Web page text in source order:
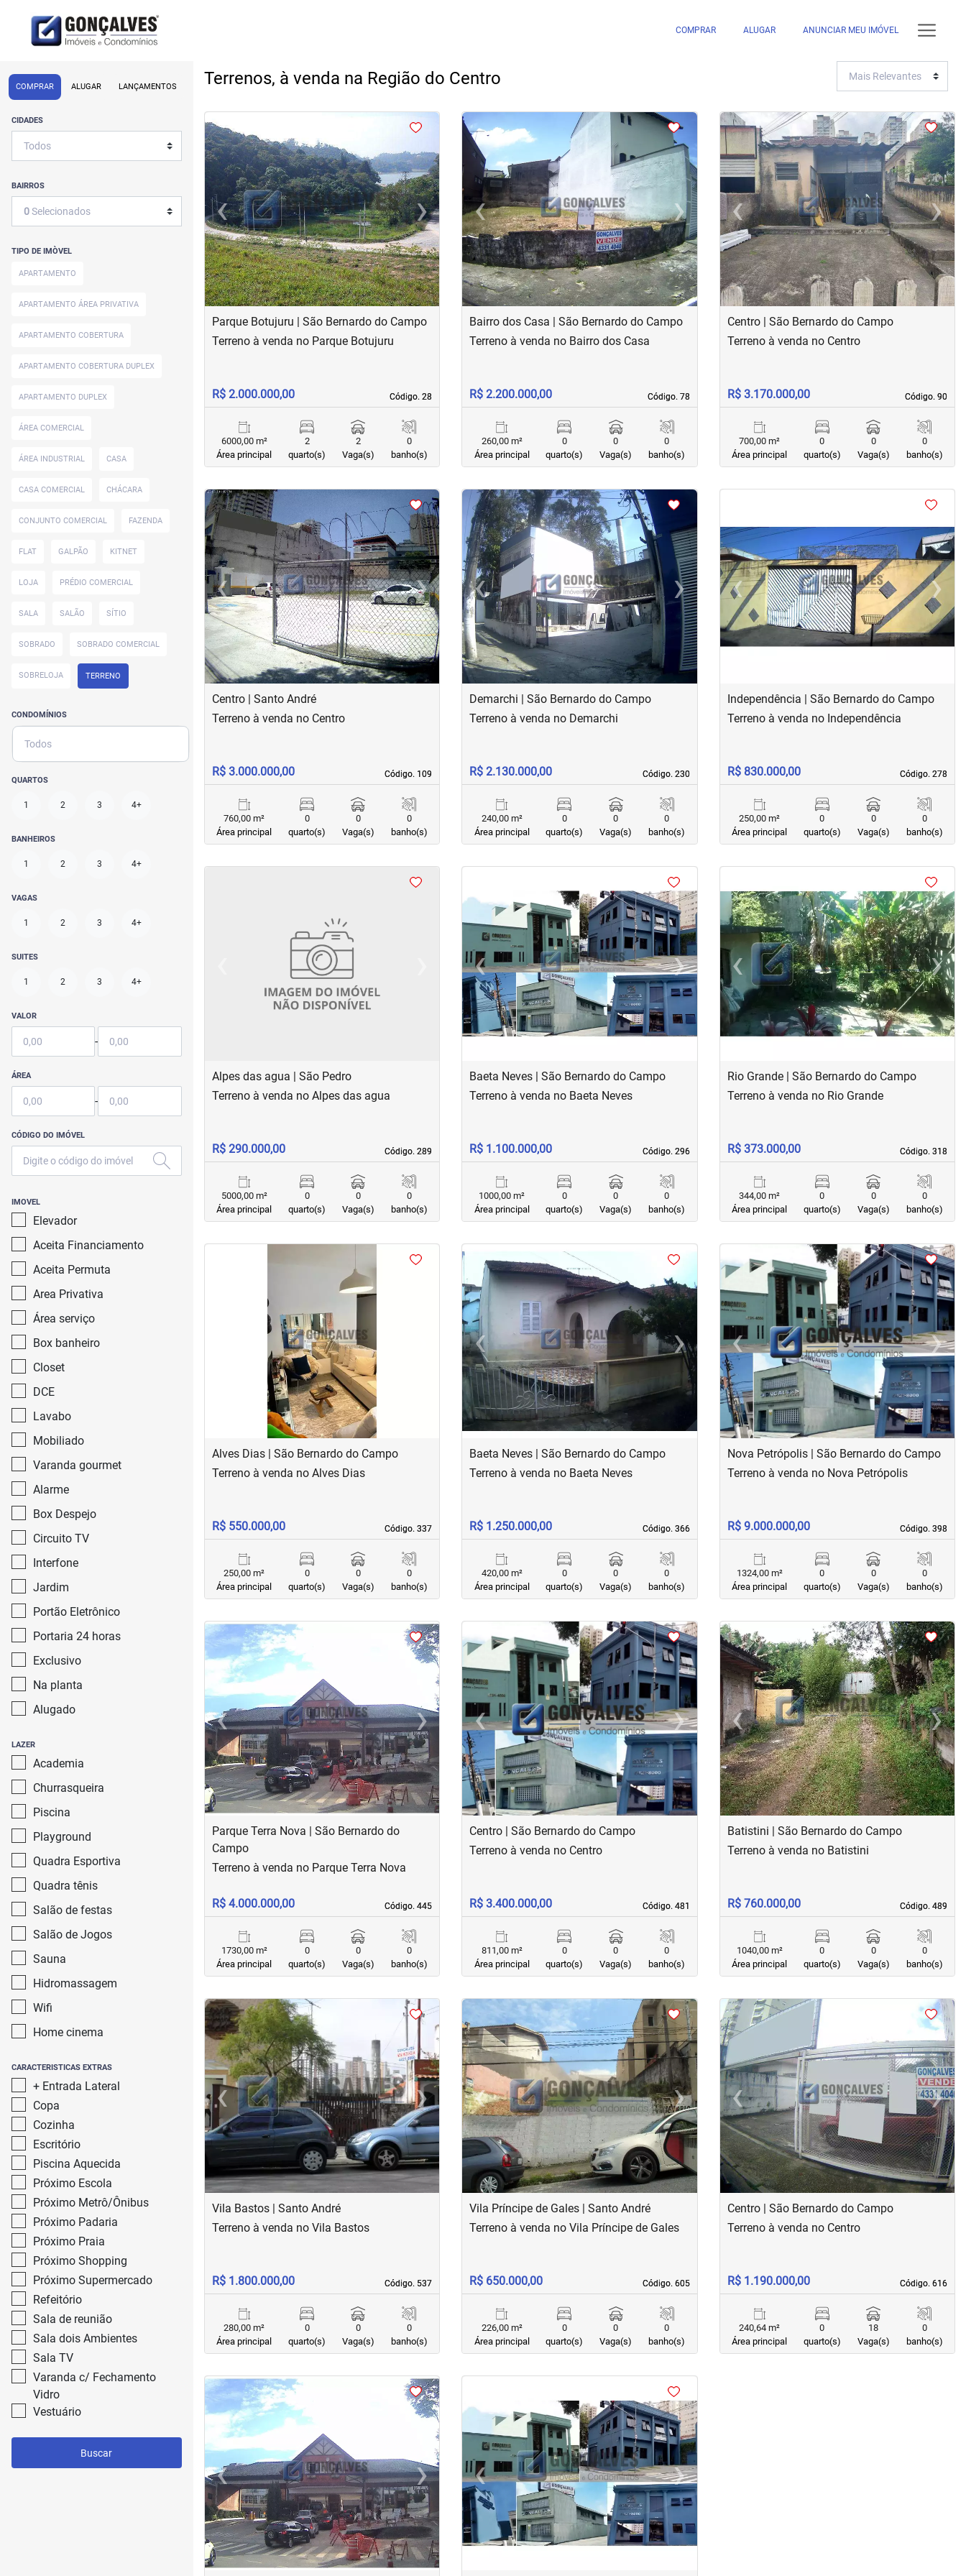
COMPRAR ALUGAR ANUNCIAR MEU IMÓVEL
COMPRAR ALUGAR LANÇAMENTOS
CIDADES
BAIRROS
0Selecionados
TIPO DE IMÒVEL
APARTAMENTO
APARTAMENTO ÁREA PRIVATIVA
APARTAMENTO COBERTURA
APARTAMENTO COBERTURA DUPLEX
APARTAMENTO DUPLEX
ÁREA COMERCIAL
ÁREA INDUSTRIAL CASA
CASA COMERCIAL CHÁCARA
CONJUNTO COMERCIAL FAZENDA
FLAT GALPÃO KITNET
LOJA PRÉDIO COMERCIAL
SALA SALÃO SÍTIO
SOBRADO SOBRADO COMERCIAL
SOBRELOJA TERRENO
CONDOMÍNIOS
Todos
QUARTOS
1 2 3 4+
BANHEIROS
1 2 3 4+
VAGAS
1 2 3 4+
SUITES
1 2 3 4+
VALOR
-
ÁREA
-
CÓDIGO DO IMÓVEL
IMOVEL
Elevador
Aceita Financiamento
Aceita Permuta
Area Privativa
Área serviço
Box banheiro
Closet
DCE
Lavabo
Mobiliado
Varanda gourmet
Alarme
Box Despejo
Circuito TV
Interfone
Jardim
Portão Eletrônico
Portaria 24 horas
Exclusivo
Na planta
Alugado
LAZER
Academia
Churrasqueira
Piscina
Playground
Quadra Esportiva
Quadra tênis
Salão de festas
Salão de Jogos
Sauna
Hidromassagem
Wifi
Home cinema
CARACTERISTICAS EXTRAS
+ Entrada Lateral
Copa
Cozinha
Escritório
Piscina Aquecida
Próximo Escola
Próximo Metrô/Ônibus
Próximo Padaria
Próximo Praia
Próximo Shopping
Próximo Supermercado
Refeitório
Sala de reunião
Sala dois Ambientes
Sala TV
Varanda c/ Fechamento
Vidro
Vestuário
Buscar
Terrenos, à venda na Região do Centro
<<
‹Previous ›Next
Parque Botujuru | São Bernardo do Campo
Código. 28
Código. 28
Terreno à venda no Parque Botujuru
R$ 2.000.000,00
6000,00 m²
Área principal
2
quarto(s)
2
Vaga(s)
0
banho(s)
< <
‹Previous ›Next
Bairro dos Casa | São Bernardo do Campo
Código. 78
Código. 78
Terreno à venda no Bairro dos Casa
R$ 2.200.000,00
260,00 m²
Área principal
0
quarto(s)
0
Vaga(s)
0
banho(s)
< <<<
‹Previous ›Next
Centro | São Bernardo do Campo
Código. 90
Código. 90
Terreno à venda no Centro
R$ 3.170.000,00
700,00 m²
Área principal
0
quarto(s)
0
Vaga(s)
0
banho(s)
<<<<
‹Previous ›Next
Centro | Santo André
Código. 109
Código. 109
Terreno à venda no Centro
R$ 3.000.000,00
760,00 m²
Área principal
0
quarto(s)
0
Vaga(s)
0
banho(s)
<
‹Previous ›
Next
Demarchi | São Bernardo do Campo
Código. 230
Código. 230
Terreno à venda no Demarchi
R$ 2.130.000,00
240,00 m²
Área principal
0
quarto(s)
0
Vaga(s)
0
banho(s)
‹Previous ›Next
Independência | São Bernardo do Campo
Código. 278
Código. 278
Terreno à venda no Independência
R$ 830.000,00
250,00 m²
Área principal
0
quarto(s)
0
Vaga(s)
0
banho(s)
Alpes das agua | São Pedro
Código. 289
Código. 289
Terreno à venda no Alpes das agua
R$ 290.000,00
5000,00 m²
Área principal
0
quarto(s)
0
Vaga(s)
0
banho(s)
‹Previous ›Next
Baeta Neves | São Bernardo do Campo
Código. 296
Código. 296
Terreno à venda no Baeta Neves
R$ 1.100.000,00
1000,00 m²
Área principal
0
quarto(s)
0
Vaga(s)
0
banho(s)
‹Previous ›Next
Rio Grande | São Bernardo do Campo
Código. 318
Código. 318
Terreno à venda no Rio Grande
R$ 373.000,00
344,00 m²
Área principal
0
quarto(s)
0
Vaga(s)
0
banho(s)
Alves Dias | São Bernardo do Campo
Código. 337
Código. 337
Terreno à venda no Alves Dias
R$ 550.000,00
250,00 m²
Área principal
0
quarto(s)
0
Vaga(s)
0
banho(s)
<
‹Previous ›Next
Baeta Neves | São Bernardo do Campo
Código. 366
Código. 366
Terreno à venda no Baeta Neves
R$ 1.250.000,00
420,00 m²
Área principal
0
quarto(s)
0
Vaga(s)
0
banho(s)
‹Previous ›Next
Nova Petrópolis | São Bernardo do Campo
Código. 398
Código. 398
Terreno à venda no Nova Petrópolis
R$ 9.000.000,00
1324,00 m²
Área principal
0
quarto(s)
0
Vaga(s)
0
banho(s)
<<<
‹Previous ›Next
Parque Terra Nova | São Bernardo do
Campo
Código. 445
Código. 445
Terreno à venda no Parque Terra Nova
R$ 4.000.000,00
1730,00 m²
Área principal
0
quarto(s)
0
Vaga(s)
0
banho(s)
‹Previous ›Next
Centro | São Bernardo do Campo
Código. 481
Código. 481
Terreno à venda no Centro
R$ 3.400.000,00
811,00 m²
Área principal
0
quarto(s)
0
Vaga(s)
0
banho(s)
<<< <
‹Previous ›Next
Batistini | São Bernardo do Campo
Código. 489
Código. 489
Terreno à venda no Batistini
R$ 760.000,00
1040,00 m²
Área principal
0
quarto(s)
0
Vaga(s)
0
banho(s)
<
‹Previous ›Next
Vila Bastos | Santo André
Código. 537
Código. 537
Terreno à venda no Vila Bastos
R$ 1.800.000,00
280,00 m²
Área principal
0
quarto(s)
0
Vaga(s)
0
banho(s)
<
‹Previous ›Next
Vila Príncipe de Gales | Santo André
Código. 605
Código. 605
Terreno à venda no Vila Príncipe de Gales
R$ 650.000,00
226,00 m²
Área principal
0
quarto(s)
0
Vaga(s)
0
banho(s)
<<<
‹Previous ›Next
Centro | São Bernardo do Campo
Código. 616
Código. 616
Terreno à venda no Centro
R$ 1.190.000,00
240,64 m²
Área principal
0
quarto(s)
18
Vaga(s)
0
banho(s)
<
‹Previous ›Next ‹Previous ›Next